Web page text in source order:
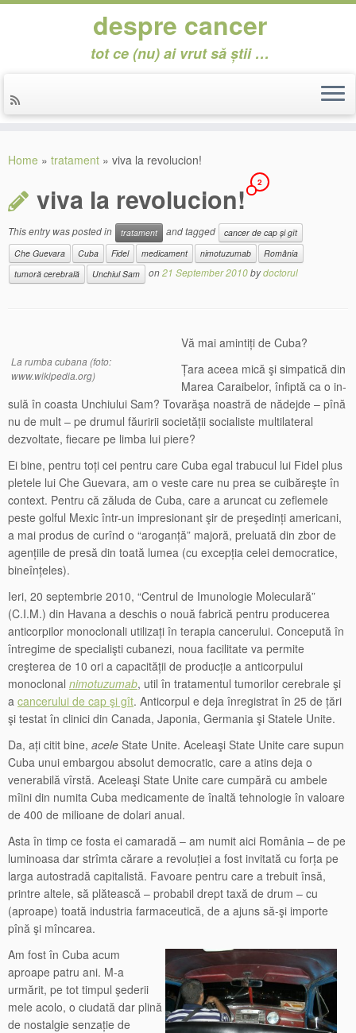
despre cancer
tot ce (nu) ai vrut să știi …
Home » tratament » viva la revolucion!
viva la revolucion! 2
This entry was posted in tratament and tagged
cancer de cap și gît
Che Guevara
Cuba Fidel medicament nimotuzumab
România
tumoră cerebrală
Unchiul Sam on21 September 2010bydoctorul
La rumba cubana (foto:
www.wikipedia.org)
Vă mai amintiți de Cuba?
Țara aceea mică şi simpatică din
Marea Caraibelor, înfiptă ca o in-
sulă în coasta Unchiului Sam? Tovarăşa noastră de nădejde – pînă
nu de mult – pe drumul făuririi societății socialiste multilateral
dezvoltate, fiecare pe limba lui piere?
Ei bine, pentru toți cei pentru care Cuba egal trabucul lui Fidel plus
pletele lui Che Guevara, am o veste care nu prea se cuibăreşte în
context. Pentru că zăluda de Cuba, care a aruncat cu zeflemele
peste golful Mexic într-un impresionant şir de preşedinți americani,
a mai produs de curînd o “aroganță” majoră, preluată din zbor de
agențiile de presă din toată lumea (cu excepția celei democratice,
bineînțeles).
Ieri, 20 septembrie 2010, “Centrul de Imunologie Moleculară”
(C.I.M.) din Havana a deschis o nouă fabrică pentru producerea
anticorpilor monoclonali utilizați în terapia cancerului. Concepută în
întregime de specialişti cubanezi, noua facilitate va permite
creşterea de 10 ori a capacității de producție a anticorpului
monoclonal nimotuzumab, util în tratamentul tumorilor cerebrale şi
a cancerului de cap şi gît. Anticorpul e deja înregistrat în 25 de țări
şi testat în clinici din Canada, Japonia, Germania şi Statele Unite.
Da, ați citit bine, acele State Unite. Aceleaşi State Unite care supun
Cuba unui embargou absolut democratic, care a atins deja o
venerabilă vîrstă. Aceleaşi State Unite care cumpără cu ambele
mîini din numita Cuba medicamente de înaltă tehnologie în valoare
de 400 de milioane de dolari anual.
Asta în timp ce fosta ei camaradă – am numit aici România – de pe
luminoasa dar strîmta cărare a revoluției a fost invitată cu forța pe
larga autostradă capitalistă. Favoare pentru care a trebuit însă,
printre altele, să plătească – probabil drept taxă de drum – cu
(aproape) toată industria farmaceutică, de a ajuns să-şi importe
pînă şi mîncarea.
Am fost în Cuba acum
aproape patru ani. M-a
urmărit, pe tot timpul şederii
mele acolo, o ciudată dar plină
de nostalgie senzație de